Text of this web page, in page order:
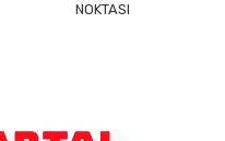
NOKTASI